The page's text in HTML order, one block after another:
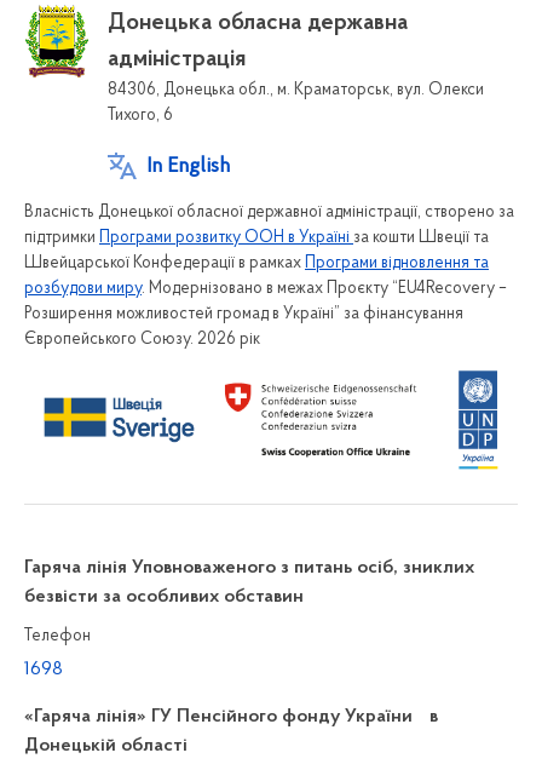
Донецька обласна державна
адміністрація
84306, Донецька обл., м. Краматорськ, вул. Олекси
Тихого, 6
In English
Власність Донецької обласної державної адміністрації, створено за
підтримки
Програми розвитку ООН в Україні за кошти Швеції та
Швейцарської Конфедерації в рамках
Програми відновлення та
розбудови миру. Модернізовано в межах Проєкту “EU4Recovery –
Розширення можливостей громад в Україні” за фінансування
Європейського Союзу. 2026 рік
Гаряча лінія Уповноваженого з питань осіб, зниклих
безвісти за особливих обставин
Телефон
1698
«Гаряча лінія» ГУ Пенсійного фонду України в
Донецькій області